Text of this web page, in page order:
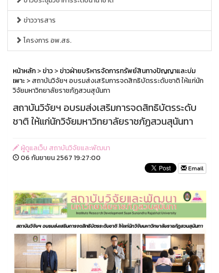
ข่าววารสาร
โครงการ อพ.สธ.
หน้าหลัก>ข่าว>ข่าวฝ่ายบริหารจัดการทรัพย์สินทางปัญญาและบ่ม
เพาะ> สถาบันวิจัยฯ อบรมส่งเสริมการจดสิทธิบัตรระดับชาติ ให้แก่นัก
วิจัยมหาวิทยาลัยราชภัฏสวนสุนันทา
สถาบันวิจัยฯ อบรมส่งเสริมการจดสิทธิบัตรระดับ
ชาติ ให้แก่นักวิจัยมหาวิทยาลัยราชภัฏสวนสุนันทา
ผู้ดูแลเว็บ สถาบันวิจัยและพัฒนา
06 กันยายน 2567 19:27:00
Email